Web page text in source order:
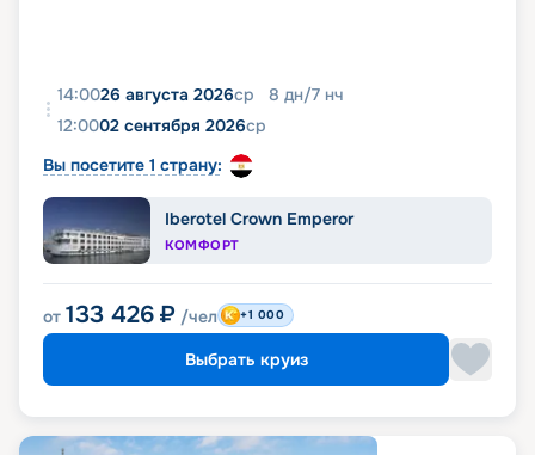
14:0026 августа 2026ср 8 дн/7 нч
12:0002 сентября 2026ср
Вы посетите 1 страну:
Iberotel Crown Emperor
КОМФОРТ
от 133 426 ₽ /чел +1 000
Выбрать круиз